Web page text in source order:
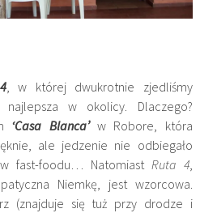
, w której dwukrotnie zjedliśmy
najlepsza w okolicy. Dlaczego?
‘Casa Blanca’w Robore, która
ale jedzenie nie odbiegało
fast-foodu… NatomiastRuta 4,
Niemkę, jest wzorcowa.
(znajduje się tuż przy drodze i